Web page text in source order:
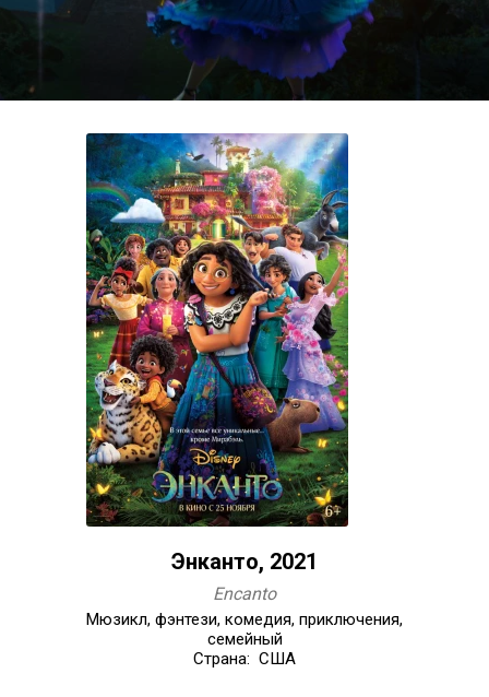
Энканто, 2021
Encanto
Мюзикл, фэнтези, комедия, приключения,
семейный
Страна: США